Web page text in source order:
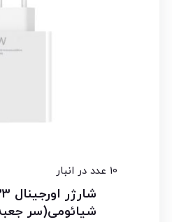
10 عدد در انبار
شیائومی(سر